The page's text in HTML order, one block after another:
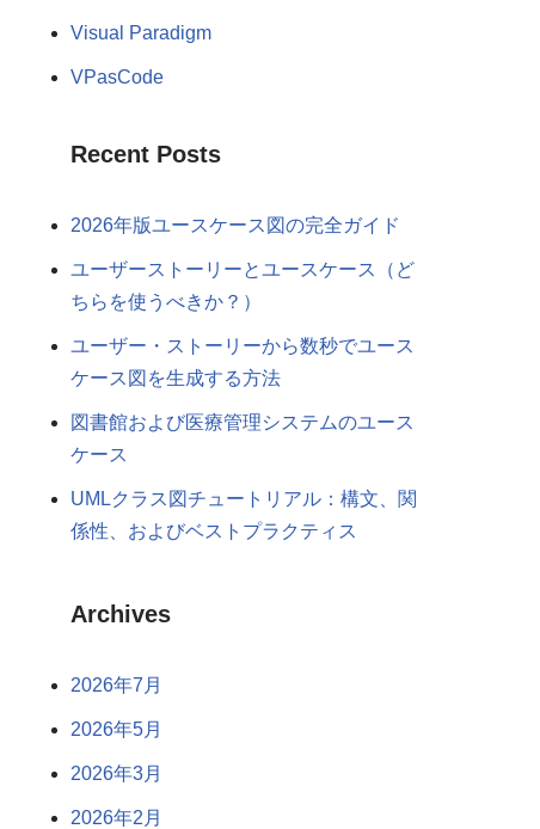
Visual Paradigm
VPasCode
Recent Posts
2026年版ユースケース図の完全ガイド
ユーザーストーリーとユースケース（ど
ちらを使うべきか？）
ユーザー・ストーリーから数秒でユース
ケース図を生成する方法
図書館および医療管理システムのユース
ケース
UMLクラス図チュートリアル：構文、関
係性、およびベストプラクティス
Archives
2026年7月
2026年5月
2026年3月
2026年2月